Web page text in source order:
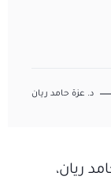
د. عزة حامد ريان
ريان،